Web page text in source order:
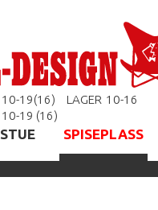
10-19(16) LAGER 10-16
10-19 (16)
STUE SPISEPLASS